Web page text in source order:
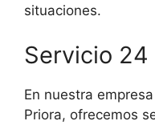
situaciones.
Servicio 24
En nuestra
Priora, ofrecemos